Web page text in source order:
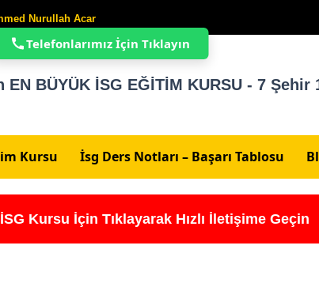
Nurullah Acar
EN BÜYÜK İSG EĞİTİM KURSU - 7 Şehir
Kursu İsg Ders Notları – Başarı Tablosu
Kursu İçin Tıklayarak Hızlı İletişime Geçin
Telefonlarımız İçin Tıklayın